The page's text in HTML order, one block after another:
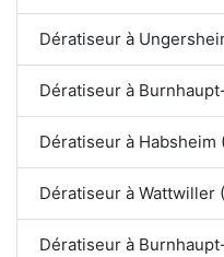
Dératiseur à
Dératiseur à
Dératiseur à Habsheim
Dératiseur à Wattwiller
Dératiseur à